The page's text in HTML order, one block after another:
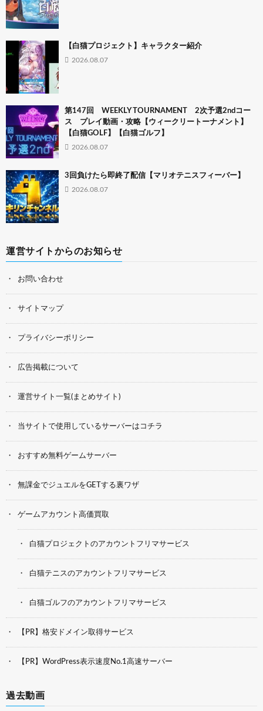
【白猫プロジェクト】キャラクター紹介
2026.08.07
第147回 WEEKLY TOURNAMENT 2次予選2ndコー
ス プレイ動画・攻略【ウィークリートーナメント】
【白猫GOLF】【白猫ゴルフ】
2026.08.07
3回負けたら即終了配信【マリオテニスフィーバー】
2026.08.07
運営サイトからのお知らせ
お問い合わせ
サイトマップ
プライバシーポリシー
広告掲載について
運営サイト一覧(まとめサイト)
当サイトで使用しているサーバーはコチラ
おすすめ無料ゲームサーバー
無課金でジュエルをGETする裏ワザ
ゲームアカウント高価買取
白猫プロジェクトのアカウントフリマサービス
白猫テニスのアカウントフリマサービス
白猫ゴルフのアカウントフリマサービス
【PR】格安ドメイン取得サービス
【PR】WordPress表示速度No.1高速サーバー
過去動画